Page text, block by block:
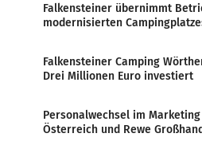
Falkensteiner übernimmt
modernisierten
Falkensteiner Camping
Drei Millionen Euro investiert
Personalwechsel im
Österreich und Rewe